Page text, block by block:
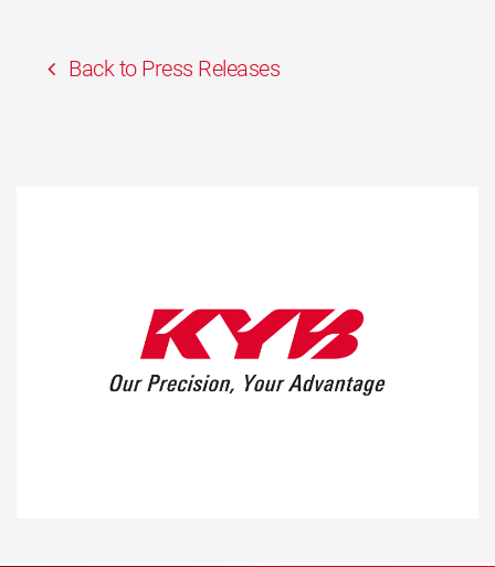
Back to Press Releases